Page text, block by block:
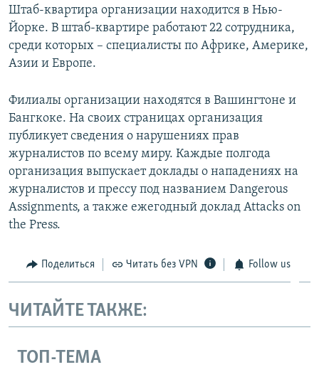
Штаб-квартира организации находится в Нью-
Йорке. В штаб-квартире работают 22 сотрудника,
среди которых – специалисты по Африке, Америке,
Азии и Европе.
Филиалы организации находятся в Вашингтоне и
Бангкоке. На своих страницах организация
публикует сведения о нарушениях прав
журналистов по всему миру. Каждые полгода
организация выпускает доклады о нападениях на
журналистов и прессу под названием Dangerous
Assignments, а также ежегодный доклад Attacks on
the Press.
Поделиться Читать без VPN Follow us
ЧИТАЙТЕ ТАКЖЕ:
ТОП-ТЕМА